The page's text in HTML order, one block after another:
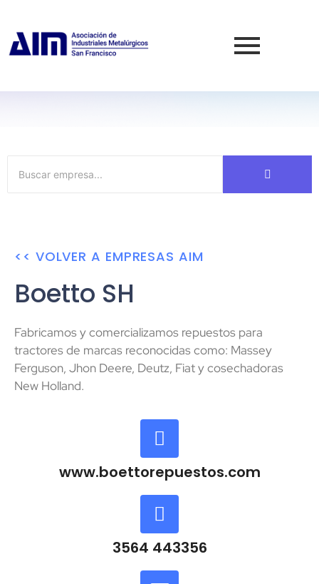
<< VOLVER A EMPRESAS AIM
Boetto SH
Fabricamos y comercializamos repuestos para
tractores de marcas reconocidas como: Massey
Ferguson, Jhon Deere, Deutz, Fiat y cosechadoras
New Holland.
www.boettorepuestos.com
3564 443356